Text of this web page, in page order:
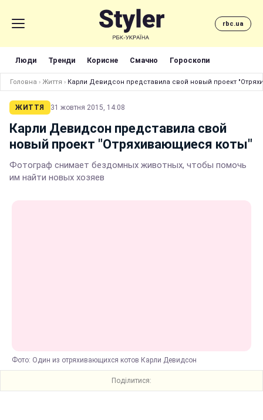
rbc.ua
Люди Тренди Корисне Смачно Гороскопи
Головна › Життя › Карли Девидсон представила свой новый проект
ЖИТТЯ 31 жовтня 2015, 14:08
Карли Девидсон представила свой
новый проект "Отряхивающиеся коты"
Фотограф снимает бездомных животных, чтобы помочь
им найти новых хозяев
Фото: Один из отряхивающихся котов Карли Девидсон
Поділитися: